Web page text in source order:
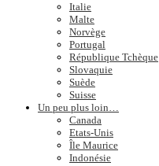
Italie
Malte
Norvège
Portugal
République Tchèque
Slovaquie
Suède
Suisse
Un peu plus loin…
Canada
Etats-Unis
Île Maurice
Indonésie